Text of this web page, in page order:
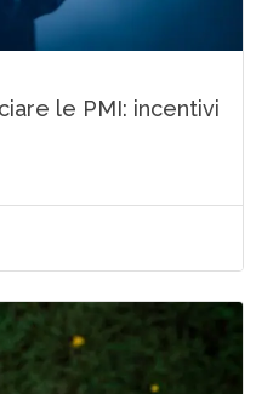
le PMI: incentivi